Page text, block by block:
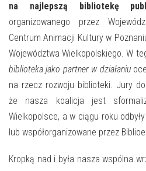
POLECANE STRONY
WYDARZENIA KULTURALNE
FOTO
E-INFORMATOR
O NAS
na najlepszą bibliotekę
organizowanego przez
Centrum Animacji Kultury w
Województwa Wielkopolskiego. W
biblioteka jako partner w działaniu
na rzecz rozwoju biblioteki. Jury
że nasza koalicja jest
Wielkopolsce, a w ciągu roku
lub współorganizowane przez
Kropką nad i była nasza wspólna